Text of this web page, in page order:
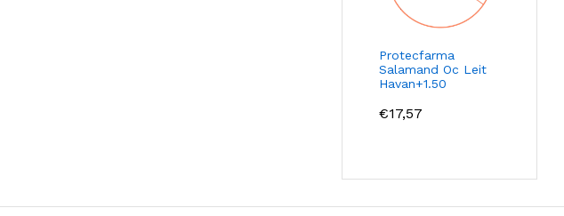
Protecfarma
Salamand Oc Leit
Havan+1.50
€17,57